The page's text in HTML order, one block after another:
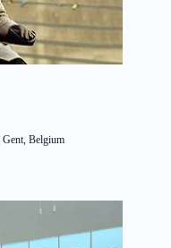
Belgium